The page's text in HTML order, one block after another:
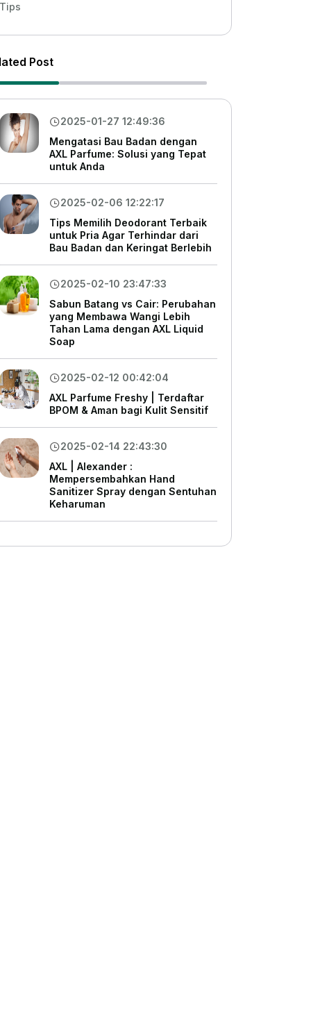
Tips
Post
2025-01-27 12:49:36
Mengatasi Bau Badan dengan
AXL Parfume: Solusi yang Tepat
untuk Anda
2025-02-06 12:22:17
Tips Memilih Deodorant Terbaik
untuk Pria Agar Terhindar dari
Bau Badan dan Keringat Berlebih
2025-02-10 23:47:33
Sabun Batang vs Cair: Perubahan
yang Membawa Wangi Lebih
Tahan Lama dengan AXL Liquid
Soap
2025-02-12 00:42:04
AXL Parfume Freshy | Terdaftar
BPOM & Aman bagi Kulit Sensitif
2025-02-14 22:43:30
AXL | Alexander :
Mempersembahkan Hand
Sanitizer Spray dengan Sentuhan
Keharuman